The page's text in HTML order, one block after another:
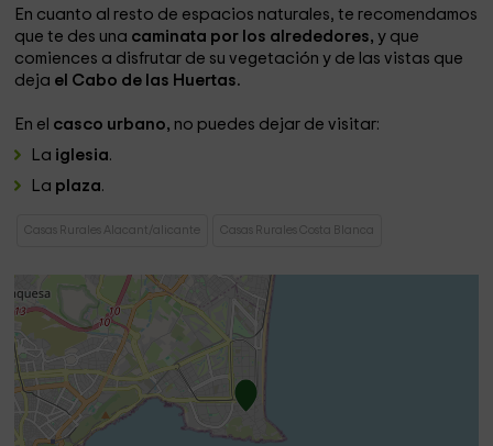
En cuanto al resto de espacios naturales, te recomendamos
que te des una caminata por los alrededores,y que
comiences a disfrutar de su vegetación y de las vistas que
deja el Cabo de las Huertas.
En el casco urbano, no puedes dejar de visitar:
La iglesia.
La plaza.
Casas Rurales Alacant/alicante Casas Rurales Costa Blanca